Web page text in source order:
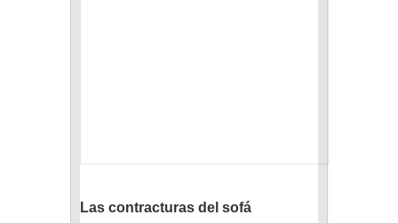
Las contracturas del sofá